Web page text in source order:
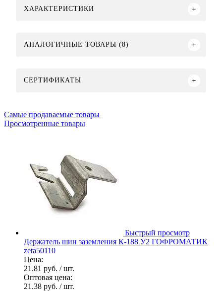
ХАРАКТЕРИСТИКИ
АНАЛОГИЧНЫЕ ТОВАРЫ (8)
СЕРТИФИКАТЫ
Самые продаваемые товары
Просмотренные товары
Быстрый просмотр
Держатель шин заземления К-188 У2 ГОФРОМАТИК
zeta50110
Цена:
21.81 руб. / шт.
Оптовая цена:
21.38 руб. / шт.